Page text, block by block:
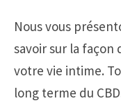
Nous vous
savoir sur la façon
votre vie intime.
long terme du